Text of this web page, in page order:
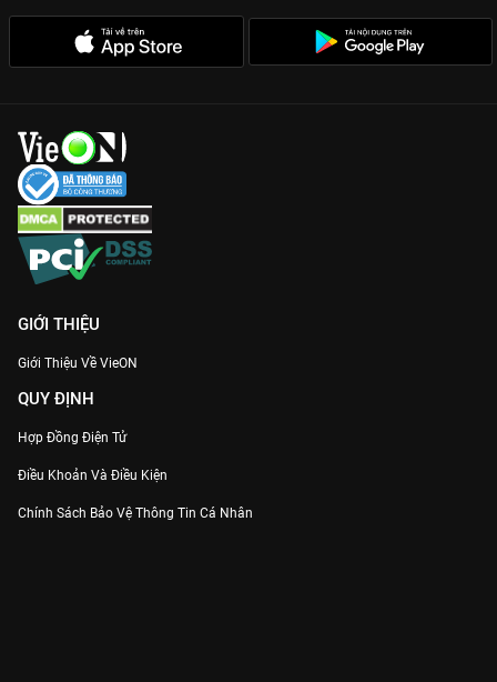
GIỚI THIỆU
Giới Thiệu Về VieON
QUY ĐỊNH
Hợp Đồng Điện Tử
Điều Khoản Và Điều Kiện
Chính Sách Bảo Vệ Thông Tin Cá Nhân